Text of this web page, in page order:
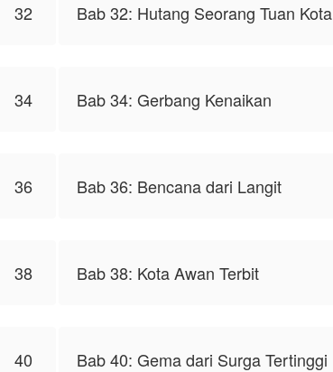
32 Bab 32: Hutang Seorang Tuan Kota
34 Bab 34: Gerbang Kenaikan
36 Bab 36: Bencana dari Langit
38 Bab 38: Kota Awan Terbit
40 Bab 40: Gema dari Surga Tertinggi